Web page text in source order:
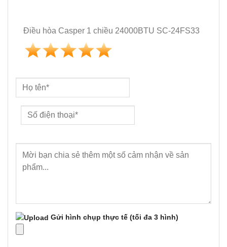
Điều hòa Casper 1 chiều 24000BTU SC-24FS33
Gửi hình chụp thực tế (tối đa 3 hình)